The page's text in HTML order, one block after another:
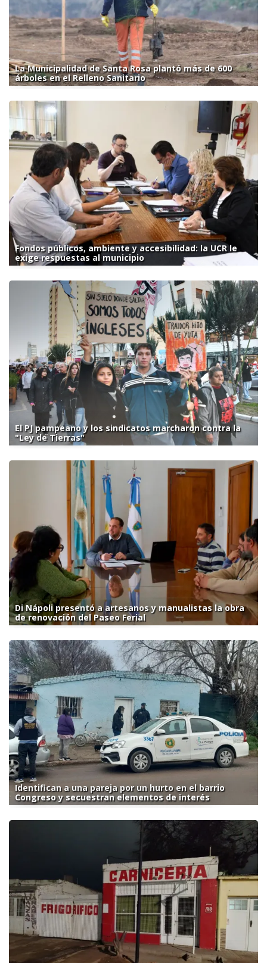
La Municipalidad de Santa Rosa plantó más de 600
árboles en el Relleno Sanitario
Fondos públicos, ambiente y accesibilidad: la UCR le
exige respuestas al municipio
El PJ pampeano y los sindicatos marcharon contra la
"Ley de Tierras"
Di Nápoli presentó a artesanos y manualistas la obra
de renovación del Paseo Ferial
Identifican a una pareja por un hurto en el barrio
Congreso y secuestran elementos de interés